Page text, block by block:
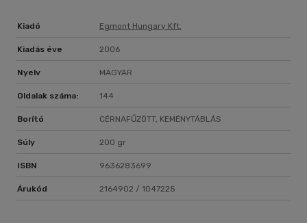
Kiadó Egmont Hungary Kft.
Kiadás éve 2006
Nyelv MAGYAR
Oldalak száma: 144
Borító CÉRNAFŰZÖTT, KEMÉNYTÁBLÁS
Súly 200 gr
ISBN 9636283699
Árukód 2164902 / 1047225